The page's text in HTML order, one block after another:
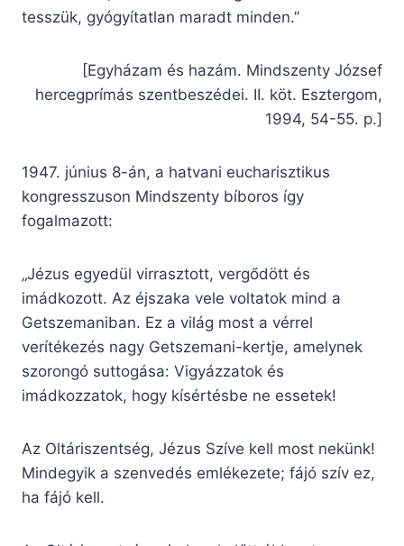
tesszük, gyógyítatlan maradt minden.”
[Egyházam és hazám. Mindszenty József
hercegprímás szentbeszédei. II. köt. Esztergom,
1994, 54-55. p.]
1947. június 8-án, a hatvani eucharisztikus
kongresszuson Mindszenty bíboros így
fogalmazott:
„Jézus egyedül virrasztott, vergődött és
imádkozott. Az éjszaka vele voltatok mind a
Getszemaniban. Ez a világ most a vérrel
verítékezés nagy Getszemani-kertje, amelynek
szorongó suttogása: Vigyázzatok és
imádkozzatok, hogy kísértésbe ne essetek!
Az Oltáriszentség, Jézus Szíve kell most nekünk!
Mindegyik a szenvedés emlékezete; fájó szív ez,
ha fájó kell.